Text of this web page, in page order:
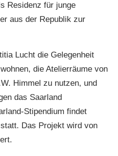
Residenz für junge
aus der Republik zur
Lucht die Gelegenheit
die Atelierräume von
Himmel zu nutzen, und
das Saarland
Stipendium findet
Das Projekt wird von